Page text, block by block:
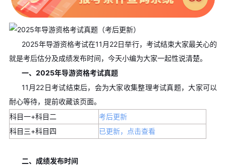
2025年导游资格考试在11月22日举行，考试结束大家最关心的
就是考后估分及成绩发布时间，今天小编为大家一起性说清楚。
一、2025年导游资格考试真题
11月22日考试结束后，会为大家收集整理考试真题，大家可以
耐心等待，提前收藏该页面。
科目一+科目二
考后更新
科目三+科目四
已更新，点击查看
二、成绩发布时间